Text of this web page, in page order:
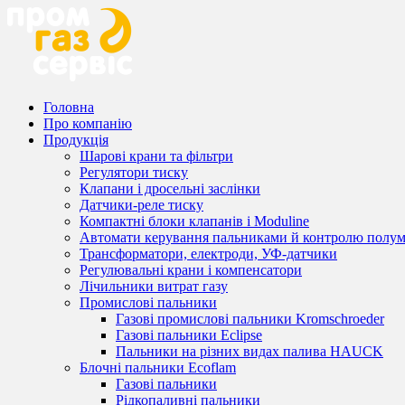
Головна
Про компанію
Продукція
Шарові крани та фільтри
Регулятори тиску
Клапани і дросельні заслінки
Датчики-реле тиску
Компактні блоки клапанів і Moduline
Автомати керування пальниками й контролю
Трансформатори, електроди, УФ-датчики
Регулювальні крани і компенсатори
Лічильники витрат газу
Промислові пальники
Газові промислові пальники Kromschroeder
Газові пальники Eclipse
Пальники на різних видах палива HAUCK
Блочні пальники Ecoflam
Газові пальники
Рідкопаливні пальники